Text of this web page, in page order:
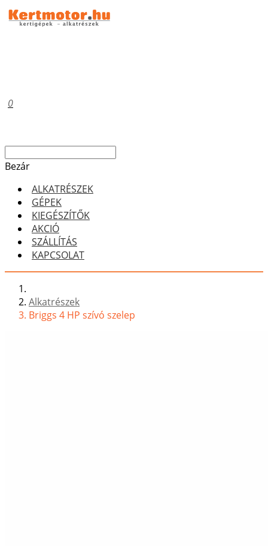
0
Bezár
ALKATRÉSZEK
GÉPEK
KIEGÉSZÍTŐK
AKCIÓ
SZÁLLÍTÁS
KAPCSOLAT
Alkatrészek
Briggs 4 HP szívó szelep